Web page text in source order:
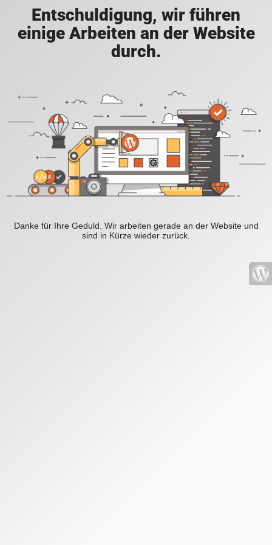
Entschuldigung, wir führen
einige Arbeiten an der Website
durch.
Danke für Ihre Geduld. Wir arbeiten gerade an der Website und
sind in Kürze wieder zurück.